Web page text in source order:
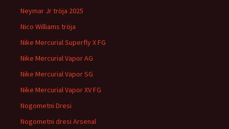
Neymar Jr tröja 2025
Nico Williams tröja
Nike Mercurial Superfly X FG
Nike Mercurial Vapor AG
Nike Mercurial Vapor SG
Nike Mercurial Vapor XV FG
Nogometni Dresi
Nogometni dresi Arsenal